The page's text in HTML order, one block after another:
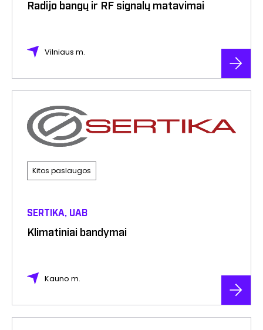
Radijo bangų ir RF signalų matavimai
Vilniaus m.
Kitos paslaugos
SERTIKA, UAB
Klimatiniai bandymai
Kauno m.